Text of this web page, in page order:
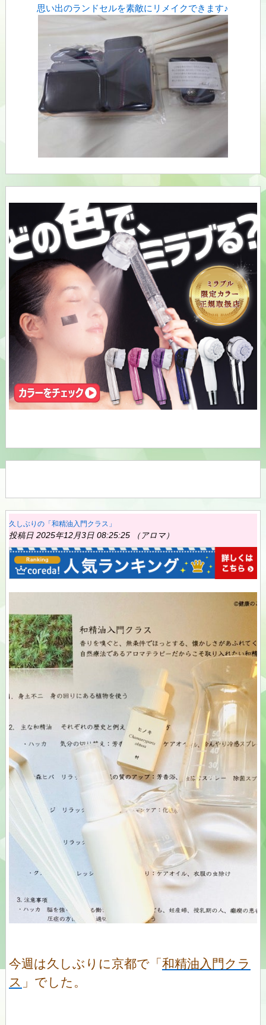
思い出のランドセルを素敵にリメイクできます♪
久しぶりの「和精油入門クラス」
投稿日 2025年12月3日 08:25:25 （アロマ）
今週は久しぶりに京都で「 和精油入門クラ
ス 」でした。